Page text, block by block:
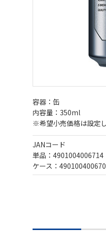
容器：缶
内容量：350ml
※希望小売価格は設定
JANコード
単品：4901004006714
ケース：